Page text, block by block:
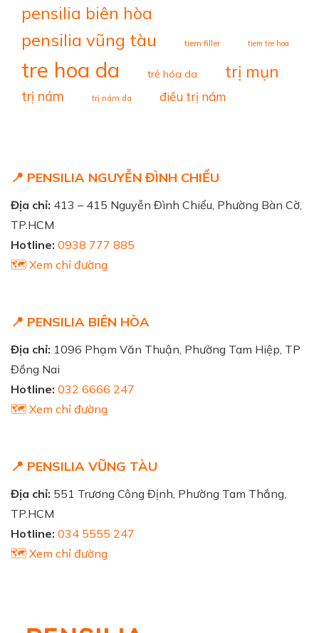
pensilia biên hòa
pensilia vũng tàu tiem filler tiem tre hoa
tre hoa da trẻ hóa da trị mụn
trị nám trị nám da điều trị nám
📍 PENSILIA NGUYỄN ĐÌNH CHIỂU
Địa chỉ: 413 – 415 Nguyễn Đình Chiểu, Phường Bàn Cờ,
TP.HCM
Hotline: 0938 777 885
🗺️ Xem chỉ đường
📍 PENSILIA BIÊN HÒA
Địa chỉ: 1096 Phạm Văn Thuận, Phường Tam Hiệp, TP
Đồng Nai
Hotline: 032 6666 247
🗺️ Xem chỉ đường
📍 PENSILIA VŨNG TÀU
Địa chỉ: 551 Trương Công Định, Phường Tam Thắng,
TP.HCM
Hotline: 034 5555 247
🗺️ Xem chỉ đường